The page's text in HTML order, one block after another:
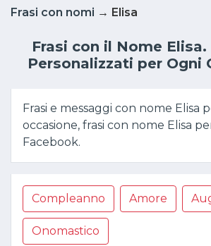
Frasi con nomi → Elisa
Frasi con il Nome
Personalizzati per Ogni
Frasi e messaggi con nome Elisa
occasione, frasi con nome Elisa
Facebook.
Compleanno Amore
Onomastico